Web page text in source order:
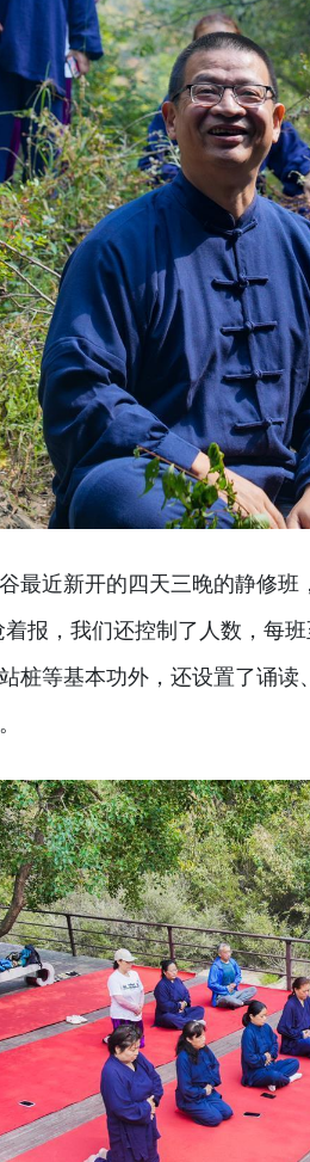
最近新开的四天三晚的静修
着报，我们还控制了人数，每
桩等基本功外，还设置了诵